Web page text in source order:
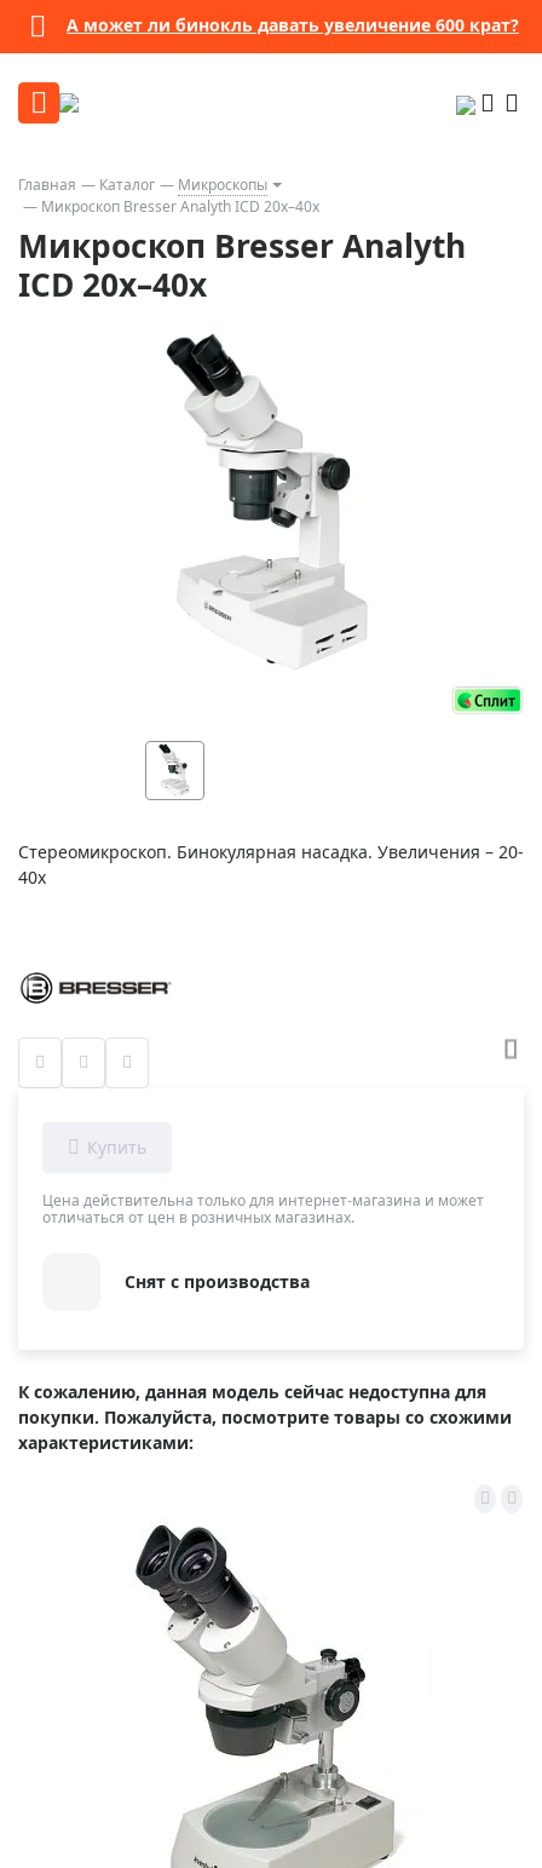
А может ли бинокль давать увеличение 600 крат?
Главная Каталог
Микроскопы
Микроскоп Bresser Analyth ICD 20x–40x
Микроскоп Bresser Analyth
ICD 20x–40x
Стереомикроскоп. Бинокулярная насадка. Увеличения – 20-
40х
Цена действительна только для интернет-магазина и может
отличаться от цен в розничных магазинах.
Снят с производства
К сожалению, данная модель сейчас недоступна для
покупки. Пожалуйста, посмотрите товары со схожими
характеристиками: